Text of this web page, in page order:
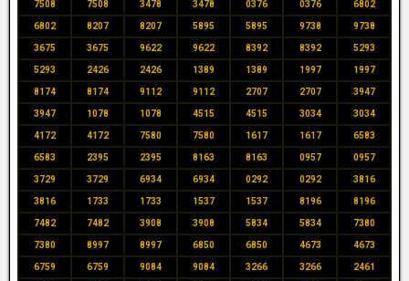
7508 7508 3478 3478 0376 0376 6802
6802 8207 8207 5895 5895 9738 9738
3675 3675 9622 9622 8392 8392 5293
5293 2426 2426 1389 1389 1997 1997
8174 8174 9112 9112 2707 2707 3947
3947 1078 1078 4515 4515 3034 3034
4172 4172 7580 7580 1617 1617 6583
6583 2395 2395 8163 8163 0957 0957
3729 3729 6934 6934 0292 0292 3816
3816 1733 1733 1537 1537 8196 8196
7482 7482 3908 3908 5834 5834 7380
7380 8997 8997 6850 6850 4673 4673
6759 6759 9084 9084 3266 3266 2461